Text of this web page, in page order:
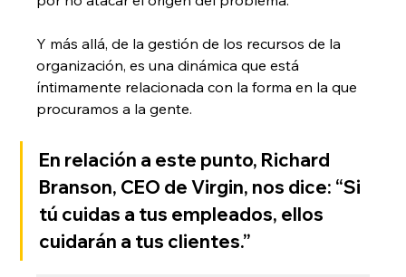
Y más allá, de la gestión de los recursos de la
organización, es una dinámica que está
íntimamente relacionada con la forma en la que
procuramos a la gente.
En relación a este punto, Richard
Branson, CEO de Virgin, nos dice: “Si
tú cuidas a tus empleados, ellos
cuidarán a tus clientes.”